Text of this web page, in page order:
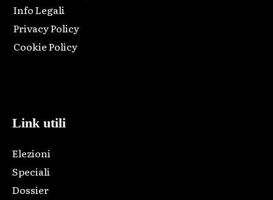
Info Legali
Privacy Policy
Cookie Policy
Link utili
Elezioni
Speciali
Dossier